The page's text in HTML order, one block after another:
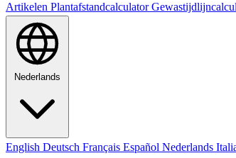
Artikelen Plantafstandcalculator
Nederlands
English Deutsch Français Español Nederlands